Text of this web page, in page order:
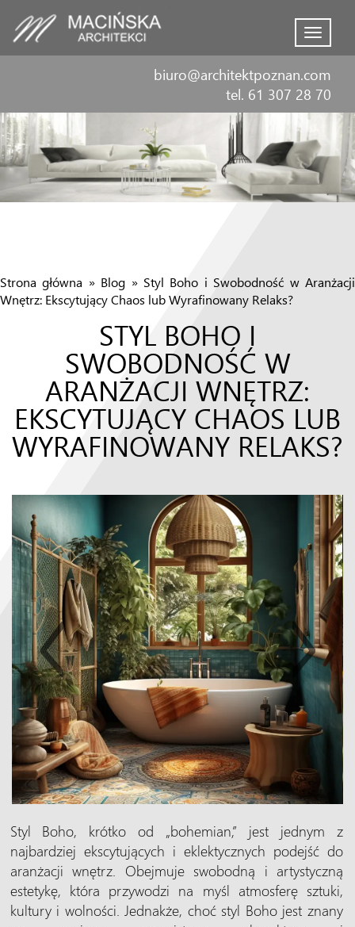
Menu
biuro@architektpoznan.com
tel. 61 307 28 70
Strona główna » Blog » Styl Boho i Swobodność w Aranżacji
Wnętrz: Ekscytujący Chaos lub Wyrafinowany Relaks?
STYL BOHO I
SWOBODNOŚĆ W
ARANŻACJI WNĘTRZ:
EKSCYTUJĄCY CHAOS LUB
WYRAFINOWANY RELAKS?
Styl Boho, krótko od „bohemian,” jest jednym z
najbardziej ekscytujących i eklektycznych podejść do
aranżacji wnętrz. Obejmuje swobodną i artystyczną
estetykę, która przywodzi na myśl atmosferę sztuki,
kultury i wolności. Jednakże, choć styl Boho jest znany